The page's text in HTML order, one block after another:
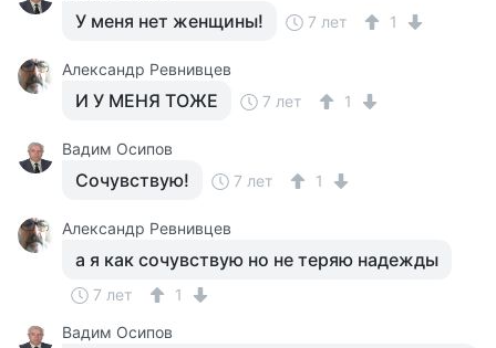
У меня нет женщины! 7 лет 1
Александр Ревнивцев
И У МЕНЯ ТОЖЕ 7 лет 1
Вадим Осипов
Сочувствую! 7 лет 1
Александр Ревнивцев
а я как сочувствую но не теряю надежды
7 лет
1
Вадим Осипов